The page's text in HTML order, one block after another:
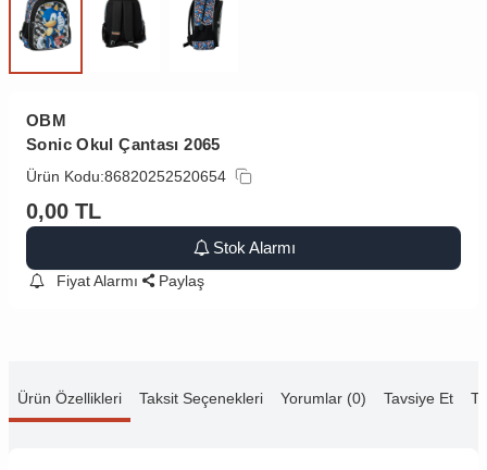
OBM
Sonic Okul Çantası 2065
Ürün Kodu:86820252520654
0,00 TL
Stok Alarmı
Fiyat Alarmı Paylaş
Ürün Özellikleri Taksit Seçenekleri Yorumlar (0) Tavsiye Et